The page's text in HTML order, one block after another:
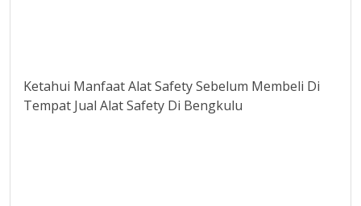
Ketahui Manfaat Alat Safety Sebelum Membeli Di
Tempat Jual Alat Safety Di Bengkulu